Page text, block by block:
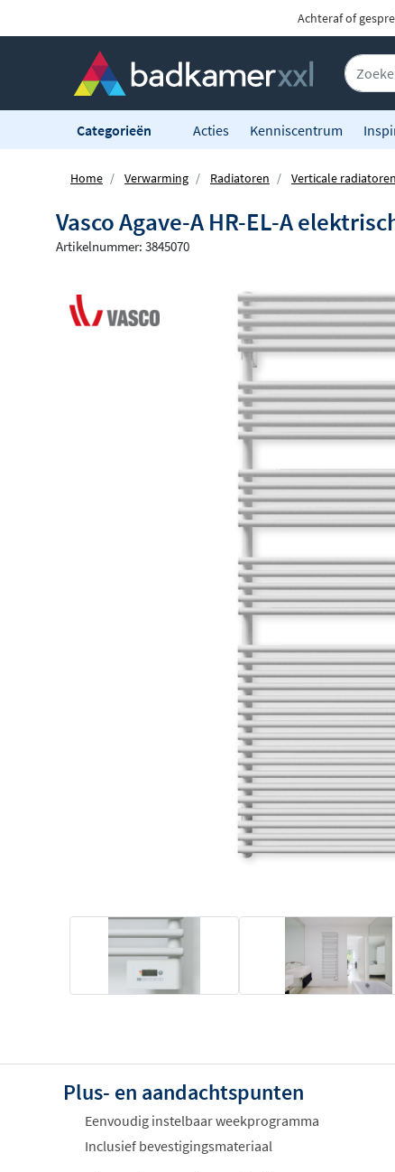
Achteraf of
Categorieën Acties Kenniscentrum
Home Verwarming Radiatoren Verticale radiatoren
Vasco Agave-A HR-EL-A
Artikelnummer: 3845070
Plus- en aandachtspunten
Eenvoudig instelbaar weekprogramma
Inclusief bevestigingsmateriaal